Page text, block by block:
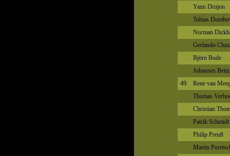
Yann Drujon
Tobias
Norman
Gerlando
Björn Bode
Johannes Beitz
49.
Rene van
Thomas
Christian
Patrik Schmidt
Philip Preuß
Martin